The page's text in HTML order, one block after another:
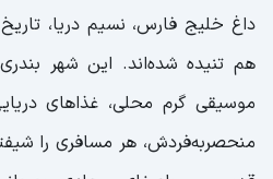
داغ خلیج فارس، نسیم دریا،
هم تنیده شده‌اند. این شهر
موسیقی گرم محلی، غذاهای
منحصربه‌فردش، هر مسافری را